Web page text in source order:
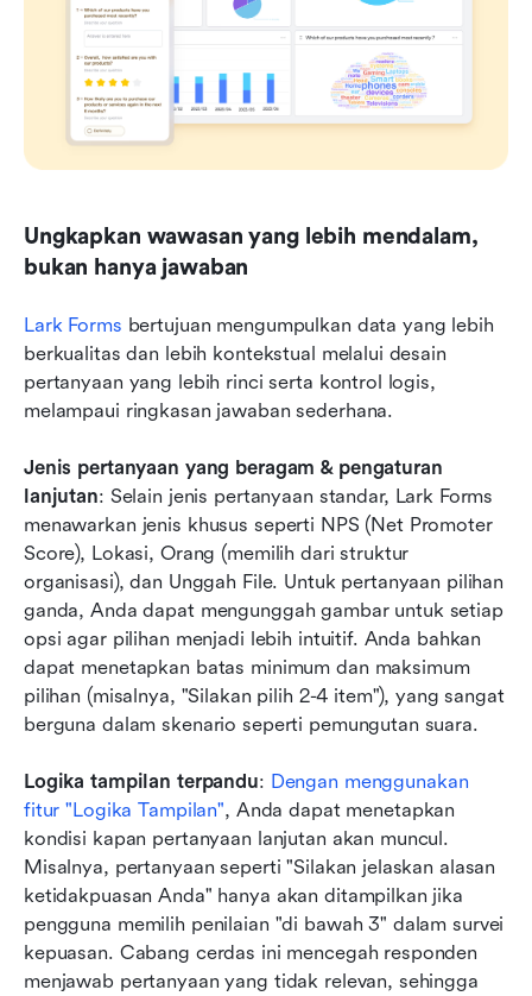
Ungkapkan wawasan yang lebih mendalam,
bukan hanya jawaban
Lark Forms bertujuan mengumpulkan data yang lebih
berkualitas dan lebih kontekstual melalui desain
pertanyaan yang lebih rinci serta kontrol logis,
melampaui ringkasan jawaban sederhana.
Jenis pertanyaan yang beragam & pengaturan
lanjutan: Selain jenis pertanyaan standar, Lark Forms
menawarkan jenis khusus seperti NPS (Net Promoter
Score), Lokasi, Orang (memilih dari struktur
organisasi), dan Unggah File. Untuk pertanyaan pilihan
ganda, Anda dapat mengunggah gambar untuk setiap
opsi agar pilihan menjadi lebih intuitif. Anda bahkan
dapat menetapkan batas minimum dan maksimum
pilihan (misalnya, "Silakan pilih 2-4 item"), yang sangat
berguna dalam skenario seperti pemungutan suara.
Logika tampilan terpandu: Dengan menggunakan
fitur "Logika Tampilan", Anda dapat menetapkan
kondisi kapan pertanyaan lanjutan akan muncul.
Misalnya, pertanyaan seperti "Silakan jelaskan alasan
ketidakpuasan Anda" hanya akan ditampilkan jika
pengguna memilih penilaian "di bawah 3" dalam survei
kepuasan. Cabang cerdas ini mencegah responden
menjawab pertanyaan yang tidak relevan, sehingga